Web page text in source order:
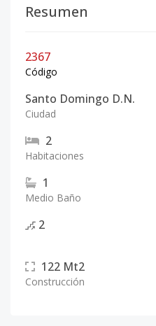
Resumen
2367
Código
Santo Domingo D.N.
Ciudad
2
Habitaciones
1
Medio Baño
2
122 Mt2
Construcción